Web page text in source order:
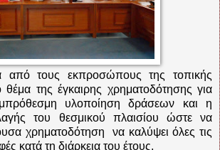
από τους εκπροσώπους της τοπικής
θέμα της έγκαιρης χρηματοδότησης για
υλοποίηση δράσεων και η
του θεσμικού πλαισίου ώστε να
χρηματοδότηση
να καλύψει όλες τις
κατά τη διάρκεια του έτους.